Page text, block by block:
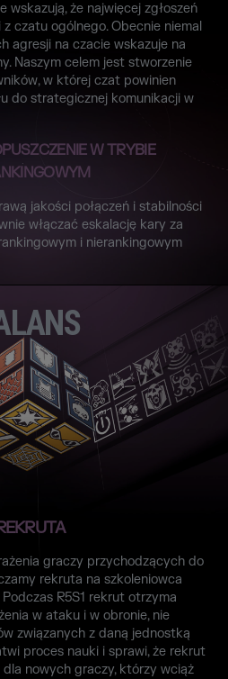
wskazują, że najwięcej zgłoszeń
czatu ogólnego. Obecnie niemal
agresji na czacie wskazuje na
Naszym celem jest stworzenie
w której czat powinien
do strategicznej komunikacji w
W TRYBIE
jakości połączeń i stabilności
włączać eskalację kary za
i nierankingowym
graczy przychodzących do
rekruta na szkoleniowca
R5S1 rekrut otrzyma
w ataku i w obronie, nie
związanych z daną jednostką
proces nauki i sprawi, że rekrut
nowych graczy, którzy wciąż